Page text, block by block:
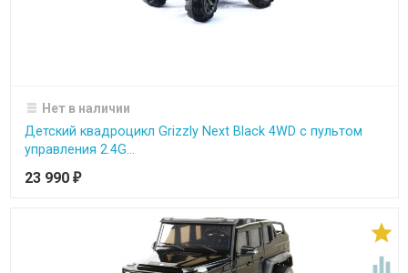
Нет в наличии
Детский квадроцикл Grizzly Next Black 4WD с пультом
управления 2.4G...
23 990 ₽

